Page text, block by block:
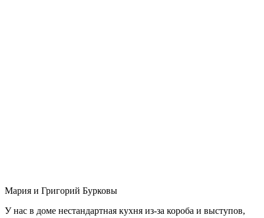
Мария и Григорий Бурковы
У нас в доме нестандартная кухня из-за короба и выступов,